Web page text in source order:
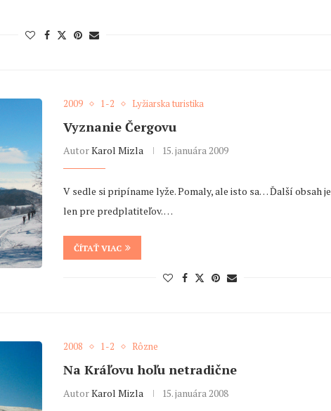
2009 1-2 Lyžiarska turistika
Vyznanie Čergovu
AutorKarol Mizla 15. januára 2009
V sedle si pripíname lyže. Pomaly, ale isto sa… Ďalší obsah je
len pre predplatiteľov. …
ČÍTAŤ VIAC
2008 1-2 Rôzne
Na Kráľovu hoľu netradične
AutorKarol Mizla 15. januára 2008